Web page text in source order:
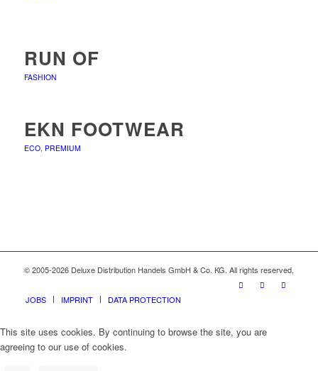
RUN OF
FASHION
EKN FOOTWEAR
ECO, PREMIUM
© 2005-2026 Deluxe Distribution Handels GmbH & Co. KG. All rights reserved,
JOBS IMPRINT DATA PROTECTION
This site uses cookies. By continuing to browse the site, you are
agreeing to our use of cookies.